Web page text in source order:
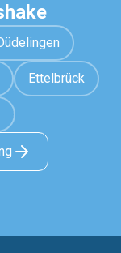
Ettelbrück